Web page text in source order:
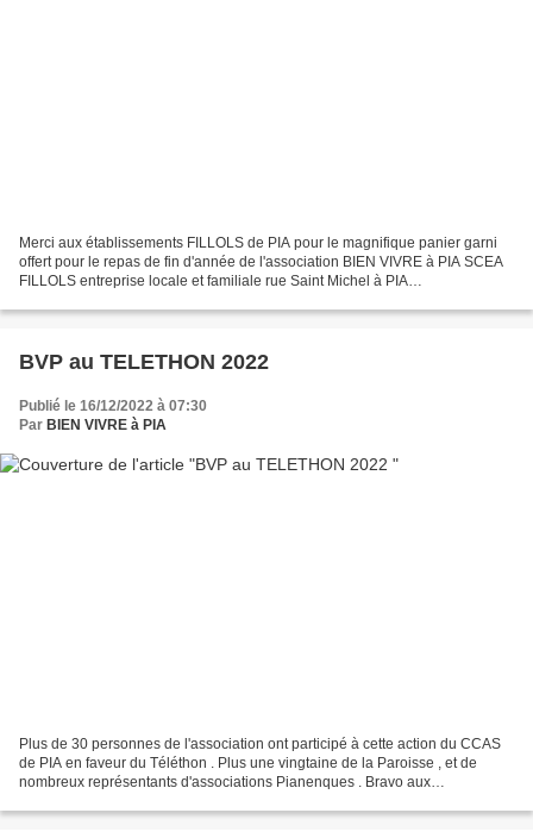
Merci aux établissements FILLOLS de PIA pour le magnifique panier garni
offert pour le repas de fin d'année de l'association BIEN VIVRE à PIA SCEA
FILLOLS entreprise locale et familiale rue Saint Michel à PIA
orientales/pia/ferme/chez-bernard-et-mado/246813...
BVP au TELETHON 2022
Publié le 16/12/2022 à 07:30
Par BIEN VIVRE à PIA
Plus de 30 personnes de l'association ont participé à cette action du CCAS
de PIA en faveur du Téléthon . Plus une vingtaine de la Paroisse , et de
nombreux représentants d'associations Pianenques . Bravo aux